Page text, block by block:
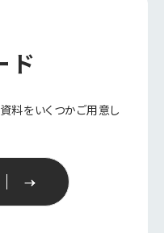
ド
料をいくつかご用意し